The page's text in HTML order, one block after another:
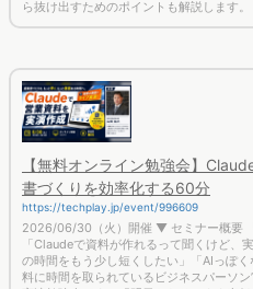
書づくりを効率化する60分
https://techplay.jp/event/996609
2026/06/30（火）開催 ▼ セミナー概要
「Claudeで資料が作れるって聞くけど、
の時間をもう少し短くしたい」「AIっぽ
料に時間を取られているビジネスパーソ
実演勉強会です。「明日からそのまま真